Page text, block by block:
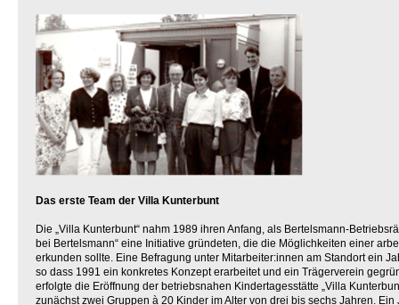
Das erste Team der Villa Kunterbunt
Die „Villa Kunterbunt“ nahm 1989 ihren Anfang, als Bertelsmann-
bei Bertelsmann“ eine Initiative gründeten, die die Möglichkeiten einer
erkunden sollte. Eine Befragung unter Mitarbeiter:innen am Standort ein
so dass 1991 ein konkretes Konzept erarbeitet und ein Trägerverein
erfolgte die Eröffnung der betriebsnahen Kindertagesstätte „Villa
zunächst zwei Gruppen à 20 Kinder im Alter von drei bis sechs Jahren. Ein